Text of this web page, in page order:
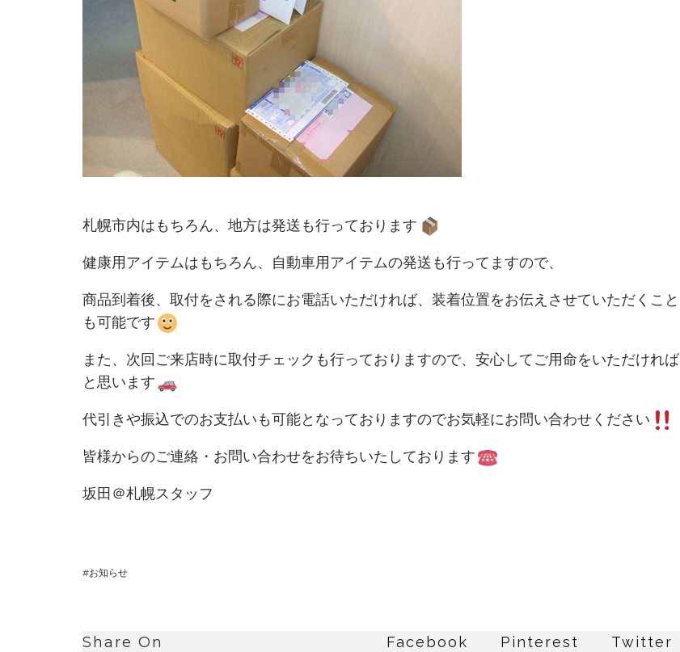
札幌市内はもちろん、地方は発送も行っております
健康用アイテムはもちろん、自動車用アイテムの発送も行ってますので、
商品到着後、取付をされる際にお電話いただければ、装着位置をお伝えさせていただくこと
も可能です
また、次回ご来店時に取付チェックも行っておりますので、安心してご用命をいただければ
と思います
代引きや振込でのお支払いも可能となっておりますのでお気軽にお問い合わせください
皆様からのご連絡・お問い合わせをお待ちいたしております
坂田＠札幌スタッフ
お知らせ
Share On Facebook Pinterest Twitter